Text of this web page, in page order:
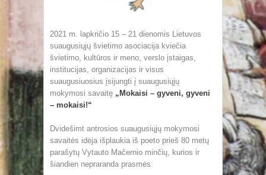
2021 m. lapkričio 15 – 21 dienomis Lietuvos
suaugusiųjų švietimo asociacija kviečia
švietimo, kultūros ir meno, verslo įstaigas,
institucijas, organizacijas ir visus
suaugusiuosius įsijungti į suaugusiųjų
mokymosi savaitę „Mokaisi – gyveni, gyveni
– mokaisi!“
Dvidešimt antrosios suaugusiųjų mokymosi
savaitės idėja išplaukia iš poeto prieš 80 metų
parašytų Vytauto Mačernio minčių, kurios ir
šiandien nepraranda prasmės: